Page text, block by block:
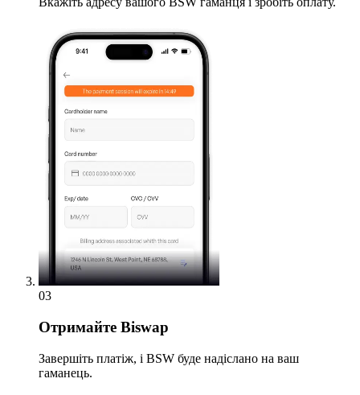
03
Отримайте Biswap
Завершіть платіж, і BSW буде надіслано на ваш
гаманець.